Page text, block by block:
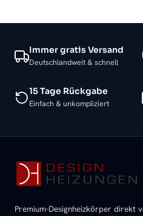
Immer gratis Versand
Deutschlandweit & schnell
15 Tage Rückgabe
Einfach & unkompliziert
Premium-Designheizkörper direkt